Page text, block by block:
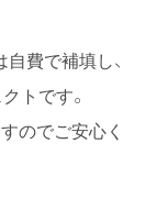
費で補填し、
トです。
のでご安心く